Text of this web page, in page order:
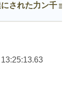
された力ン千ョ
13:25:13.63